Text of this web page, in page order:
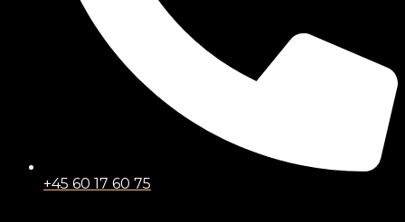
+45 60 17 60 75